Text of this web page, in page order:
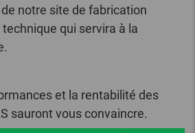
notre site de fabrication
qui servira à la
et la rentabilité des
sauront vous convaincre.